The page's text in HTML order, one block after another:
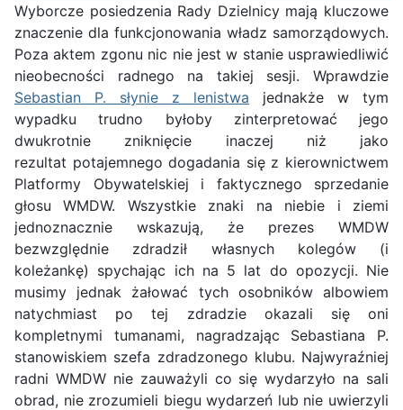
Wyborcze posiedzenia Rady Dzielnicy mają kluczowe
znaczenie dla funkcjonowania władz samorządowych.
Poza aktem zgonu nic nie jest w stanie usprawiedliwić
nieobecności radnego na takiej sesji. Wprawdzie
Sebastian P. słynie z lenistwa jednakże w tym
wypadku trudno byłoby zinterpretować jego
dwukrotnie zniknięcie inaczej niż jako
rezultat potajemnego dogadania się z kierownictwem
Platformy Obywatelskiej i faktycznego sprzedanie
głosu WMDW. Wszystkie znaki na niebie i ziemi
jednoznacznie wskazują, że prezes WMDW
bezwzględnie zdradził własnych kolegów (i
koleżankę) spychając ich na 5 lat do opozycji. Nie
musimy jednak żałować tych osobników albowiem
natychmiast po tej zdradzie okazali się oni
kompletnymi tumanami, nagradzając Sebastiana P.
stanowiskiem szefa zdradzonego klubu. Najwyraźniej
radni WMDW nie zauważyli co się wydarzyło na sali
obrad, nie zrozumieli biegu wydarzeń lub nie uwierzyli